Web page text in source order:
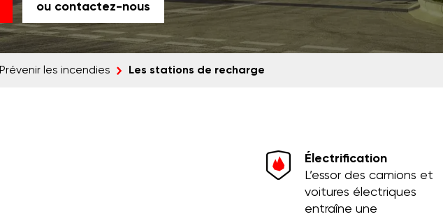
ou contactez-nous
Prévenir les incendies Les stations de recharge
Électrification
L’essor des camions et
voitures électriques
entraîne une